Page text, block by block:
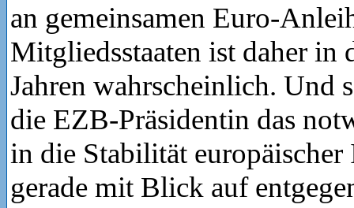
an gemeinsamen Euro-
Mitgliedsstaaten ist daher in
Jahren wahrscheinlich. Und
die EZB-Präsidentin das
in die Stabilität
gerade mit Blick auf